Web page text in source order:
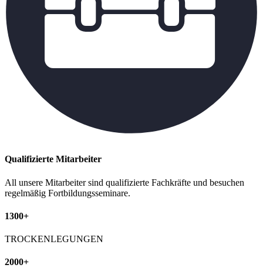
Qualifizierte Mitarbeiter
All unsere Mitarbeiter sind qualifizierte Fachkräfte und besuchen
regelmäßig Fortbildungsseminare.
1300+
TROCKENLEGUNGEN
2000+